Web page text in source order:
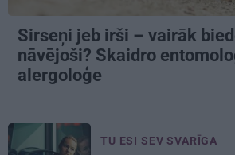
Sirseņi jeb irši – vairāk
nāvējoši? Skaidro
alergoloģe
TU ESI SEV SVARĪGA